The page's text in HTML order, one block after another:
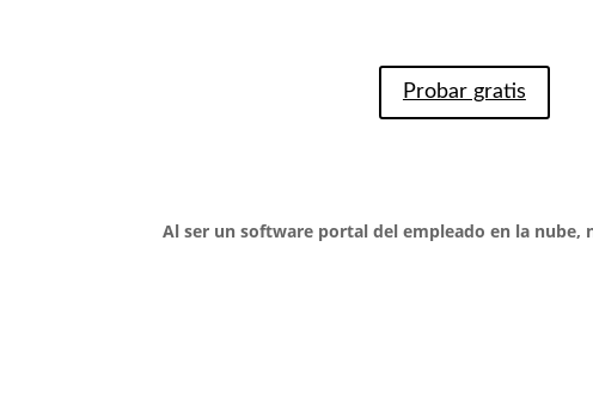
Probar gratis
Al ser un software portal del empleado en la nube,